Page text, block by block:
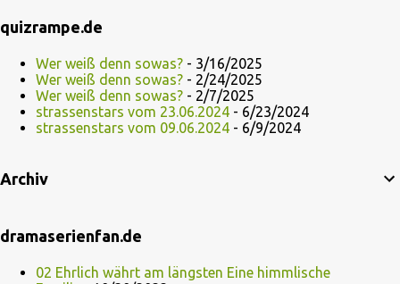
quizrampe.de
Wer weiß denn sowas? - 3/16/2025
Wer weiß denn sowas? - 2/24/2025
Wer weiß denn sowas? - 2/7/2025
strassenstars vom 23.06.2024 - 6/23/2024
strassenstars vom 09.06.2024 - 6/9/2024
Archiv
dramaserienfan.de
02 Ehrlich währt am längsten Eine himmlische